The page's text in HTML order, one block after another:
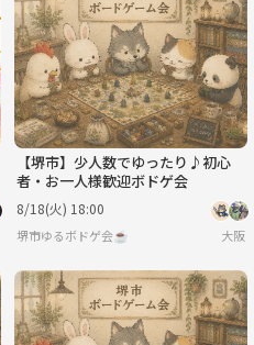
【堺市】少人数でゆったり♪初心
者・お一人様歓迎ボドゲ会
8/18(火) 18:00
堺市ゆるボドゲ会☕️ 大阪